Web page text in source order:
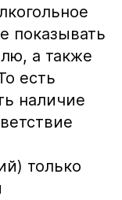
показывать
а также
есть
наличие
только